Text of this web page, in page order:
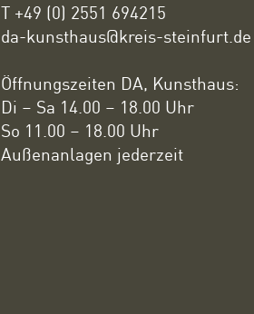
T +49 (0) 2551 694215
da-kunsthaus@kreis-steinfurt.de
Öffnungszeiten DA, Kunsthaus:
Di – Sa 14.00 – 18.00 Uhr
So 11.00 – 18.00 Uhr
Außenanlagen jederzeit